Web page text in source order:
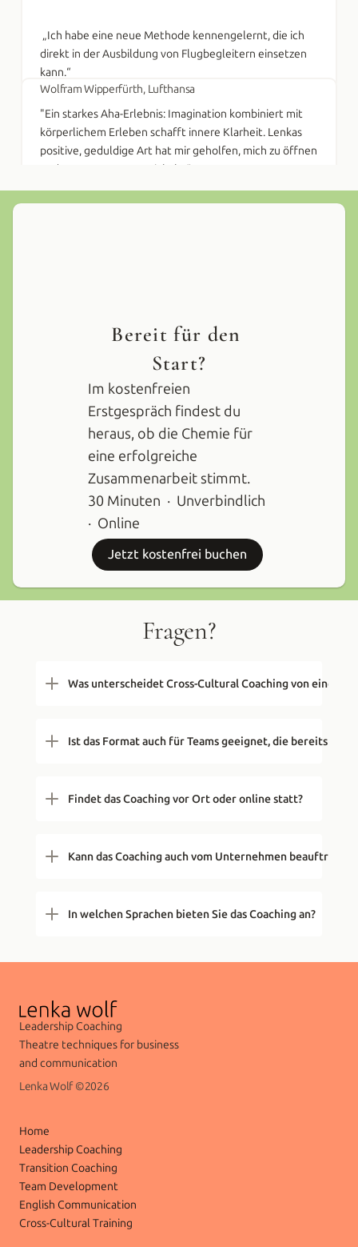
direkt in der Ausbildung von Flugbegleitern einsetzen
kann.“
‍Wolfram Wipperfürth, Lufthansa
"Ein starkes Aha-Erlebnis: Imagination kombiniert mit
körperlichem Erleben schafft innere Klarheit. Lenkas
positive, geduldige Art hat mir geholfen, mich zu öffnen
und Vertrauen zu entwickeln.“
Bereit für den
Start?
Im kostenfreien
Erstgespräch findest du
heraus, ob die Chemie für
eine erfolgreiche
Zusammenarbeit stimmt.
30 Minuten  ·  Unverbindlich
·  Online
Jetzt kostenfrei buchen
Fragen?
Was unterscheidet Cross-Cultural Coaching von einem
Ist das Format auch für Teams geeignet, die bereits
Findet das Coaching vor Ort oder online statt?
Kann das Coaching auch vom Unternehmen beauftragt
In welchen Sprachen bieten Sie das Coaching an?
Leadership Coaching
Theatre techniques for business
and communication
Lenka Wolf ©2026
Home
Leadership Coaching
Transition Coaching
Team Development
English Communication
Cross-Cultural Training